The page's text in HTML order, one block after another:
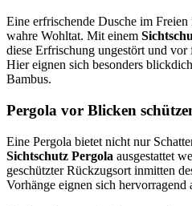
Eine erfrischende Dusche im
wahre Wohltat. Mit einem
diese Erfrischung ungestört und
Hier eignen sich besonders
Bambus.
Pergola vor Blicken
Eine Pergola bietet nicht nur
Sichtschutz Pergola ausgestattet
geschützter Rückzugsort inmitten
Vorhänge eignen sich hervorragend